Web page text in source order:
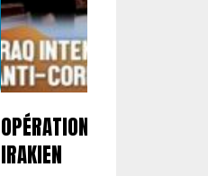
OPÉRATION DE FORCE
IRAKIEN